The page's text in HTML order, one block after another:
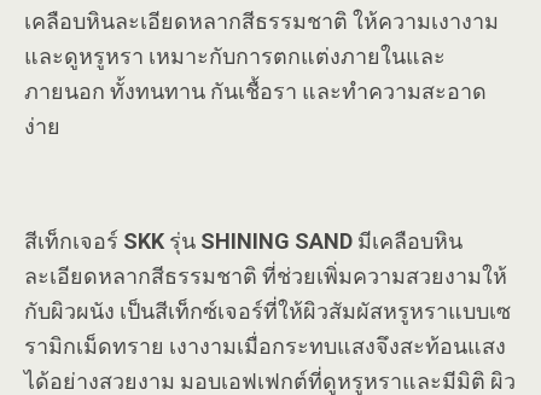
เคลือบหินละเอียดหลากสีธรรมชาติ ให้ความเงางาม
และดูหรูหรา เหมาะกับการตกแต่งภายในและ
ภายนอก ทั้งทนทาน กันเชื้อรา และทำความสะอาด
ง่าย
สีเท็กเจอร์ SKK รุ่น SHINING SAND มีเคลือบหิน
ละเอียดหลากสีธรรมชาติ ที่ช่วยเพิ่มความสวยงามให้
กับผิวผนัง เป็นสีเท็กซ์เจอร์ที่ให้ผิวสัมผัสหรูหราแบบเซ
รามิกเม็ดทราย เงางามเมื่อกระทบแสงจึงสะท้อนแสง
ได้อย่างสวยงาม มอบเอฟเฟกต์ที่ดูหรูหราและมีมิติ ผิว